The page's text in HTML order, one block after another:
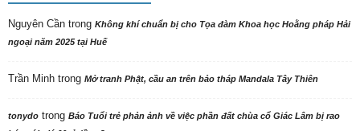
Nguyên Cần trong Không khí chuẩn bị cho Tọa đàm Khoa học Hoằng pháp Hải
ngoại năm 2025 tại Huế
Trần Minh trong Mở tranh Phật, cầu an trên bảo tháp Mandala Tây Thiên
tonydo trong Báo Tuổi trẻ phản ảnh về việc phần đất chùa cổ Giác Lâm bị rao